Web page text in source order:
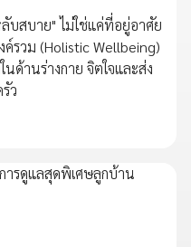
บสบาย" ไม่ใช่แค่ที่อยู่อาศัย
วม (Holistic Wellbeing)
ด้านร่างกาย จิตใจและส่ง
ว